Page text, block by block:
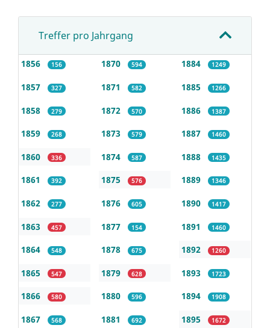
Treffer pro Jahrgang
1856 156
1857 327
1858 279
1859 268
1860 336
1861 392
1862 277
1863 457
1864 548
1865 547
1866 580
1867 568
1870 594
1871 582
1872 570
1873 579
1874 587
1875 576
1876 605
1877 154
1878 675
1879 628
1880 596
1881 692
1884 1249
1885 1266
1886 1387
1887 1460
1888 1435
1889 1346
1890 1417
1891 1460
1892 1260
1893 1723
1894 1908
1895 1672